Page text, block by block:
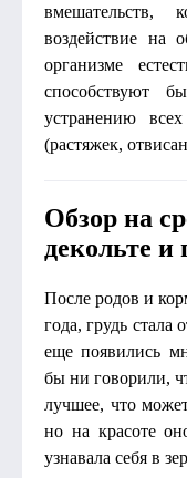
вмешательств,
воздействие на
организме
способствуют
устранению
(растяжек,
Обзор на
декольте и
После родов и
года, грудь стала
еще появились
бы ни говорили,
лучшее, что
но на красоте
узнавала себя в